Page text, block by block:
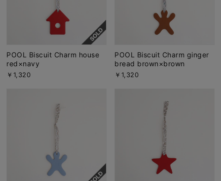
POOL Biscuit Charm house
red×navy
￥1,320
POOL Biscuit Charm ginger
bread brown×brown
￥1,320